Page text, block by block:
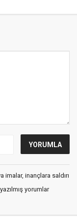
inançlara saldırı
yorumlar